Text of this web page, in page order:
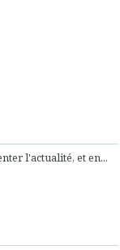
l'actualité, et en...